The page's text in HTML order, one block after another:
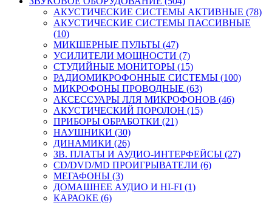
АКУСТИЧЕСКИЕ СИСТЕМЫ АКТИВНЫЕ (78)
АКУСТИЧЕСКИЕ СИСТЕМЫ ПАССИВНЫЕ
(10)
МИКШЕРНЫЕ ПУЛЬТЫ (47)
УСИЛИТЕЛИ МОЩНОСТИ (7)
СТУДИЙНЫЕ МОНИТОРЫ (15)
РАДИОМИКРОФОННЫЕ СИСТЕМЫ (100)
МИКРОФОНЫ ПРОВОДНЫЕ (63)
АКСЕССУАРЫ ЛЛЯ МИКРОФОНОВ (46)
АКУСТИЧЕСКИЙ ПОРОЛОН (15)
ПРИБОРЫ ОБРАБОТКИ (21)
НАУШНИКИ (30)
ДИНАМИКИ (26)
ЗВ. ПЛАТЫ И АУДИО-ИНТЕРФЕЙСЫ (27)
CD/DVD/MD ПРОИГРЫВАТЕЛИ (6)
МЕГАФОНЫ (3)
ДОМАШНЕЕ АУДИО И HI-FI (1)
КАРАОКЕ (6)